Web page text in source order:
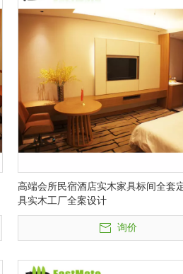
高端会所民宿酒店实木家具标间全套
具实木工厂全案设计
询价